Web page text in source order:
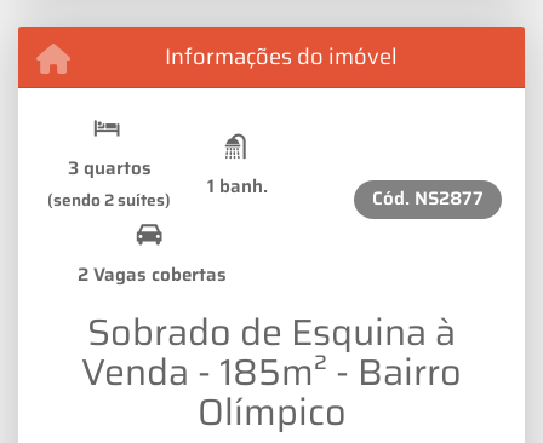
Informações do imóvel
3 quartos
(sendo 2 suítes) 1 banh.
2 Vagas cobertas
Cód. NS2877
Sobrado de Esquina à
Venda - 185m² - Bairro
Olímpico